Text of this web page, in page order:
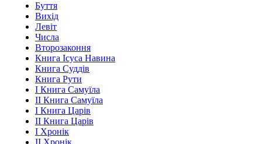
Буття
Вихід
Левіт
Числа
Второзаконня
Книга Ісуса Навина
Книга Суддів
Книга Рути
І Книга Самуїла
ІІ Книга Самуїла
І Книга Царів
ІІ Книга Царів
І Хронік
ІІ Хронік